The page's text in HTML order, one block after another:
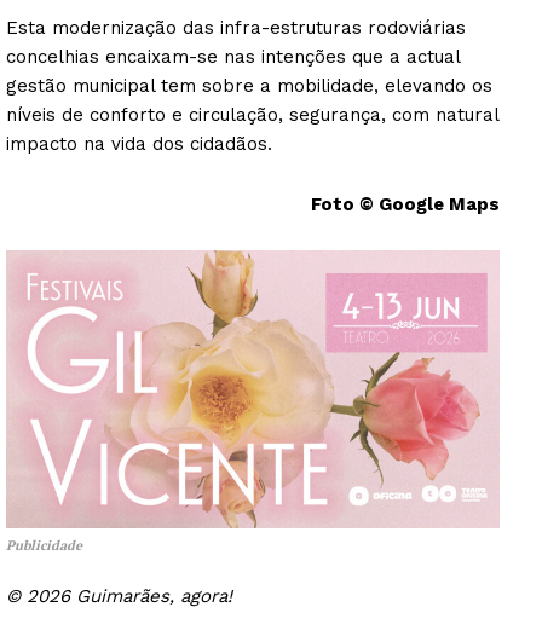
Esta modernização das infra-estruturas rodoviárias
concelhias encaixam-se nas intenções que a actual
gestão municipal tem sobre a mobilidade, elevando os
níveis de conforto e circulação, segurança, com natural
impacto na vida dos cidadãos.
Foto © Google Maps
Publicidade
© 2026 Guimarães, agora!